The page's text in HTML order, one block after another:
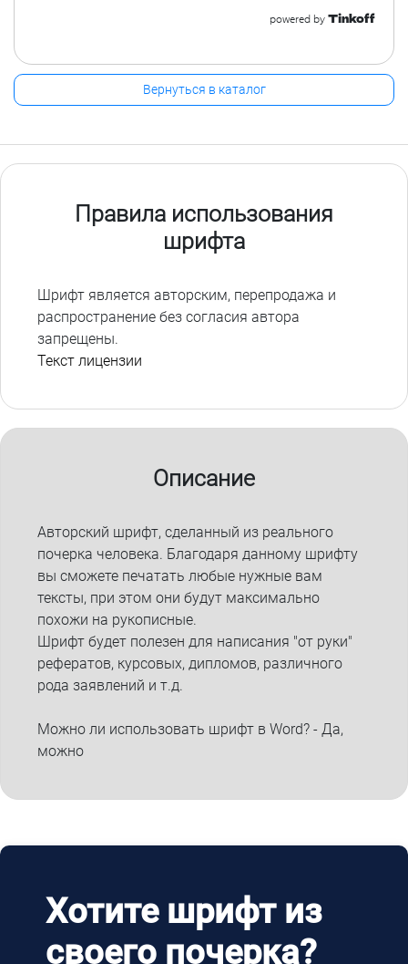
powered by Tinkoff
Вернуться в каталог
Правила использования
шрифта
Шрифт является авторским, перепродажа и
распространение без согласия автора
запрещены.
Текст лицензии
Описание
Авторский шрифт, сделанный из реального
почерка человека. Благодаря данному шрифту
вы сможете печатать любые нужные вам
тексты, при этом они будут максимально
похожи на рукописные.
Шрифт будет полезен для написания "от руки"
рефератов, курсовых, дипломов, различного
рода заявлений и т.д.
Можно ли использовать шрифт в Word? - Да,
можно
Хотите шрифт из
своего почерка?